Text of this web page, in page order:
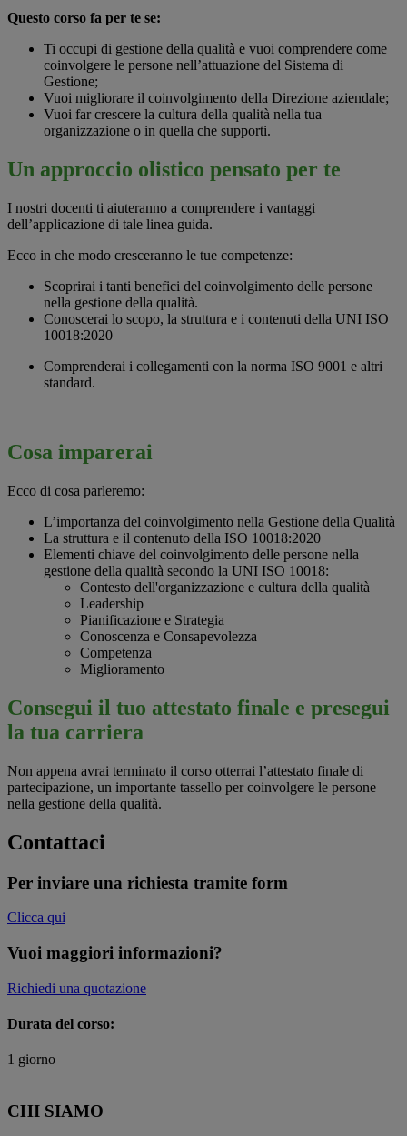
Questo corso fa per te se:
Ti occupi di gestione della qualità e vuoi comprendere come
coinvolgere le persone nell’attuazione del Sistema di
Gestione;
Vuoi migliorare il coinvolgimento della Direzione aziendale;
Vuoi far crescere la cultura della qualità nella tua
organizzazione o in quella che supporti.
Un approccio olistico pensato per te
I nostri docenti ti aiuteranno a comprendere i vantaggi
dell’applicazione di tale linea guida.
Ecco in che modo cresceranno le tue competenze:
Scoprirai i tanti benefici del coinvolgimento delle persone
nella gestione della qualità.
Conoscerai lo scopo, la struttura e i contenuti della UNI ISO
10018:2020
Comprenderai i collegamenti con la norma ISO 9001 e altri
standard.
Cosa imparerai
Ecco di cosa parleremo:
L’importanza del coinvolgimento nella Gestione della Qualità
La struttura e il contenuto della ISO 10018:2020
Elementi chiave del coinvolgimento delle persone nella
gestione della qualità secondo la UNI ISO 10018:
Contesto dell'organizzazione e cultura della qualità
Leadership
Pianificazione e Strategia
Conoscenza e Consapevolezza
Competenza
Miglioramento
Consegui il tuo attestato finale e presegui
la tua carriera
Non appena avrai terminato il corso otterrai l’attestato finale di
partecipazione, un importante tassello per coinvolgere le persone
nella gestione della qualità.
Contattaci
Per inviare una richiesta tramite form
Clicca qui
Vuoi maggiori informazioni?
Richiedi una quotazione
Durata del corso:
1 giorno
CHI SIAMO